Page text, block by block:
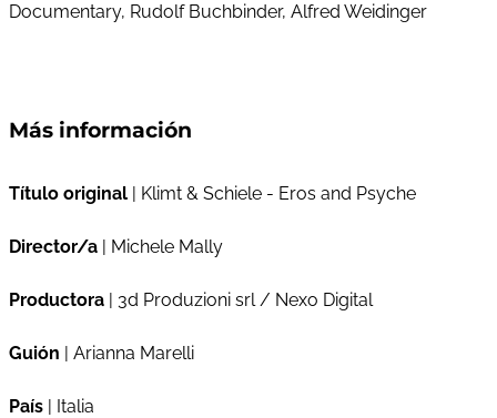
Documentary, Rudolf Buchbinder, Alfred Weidinger
Más información
Título original | Klimt & Schiele - Eros and Psyche
Director/a | Michele Mally
Productora | 3d Produzioni srl / Nexo Digital
Guión | Arianna Marelli
País | Italia